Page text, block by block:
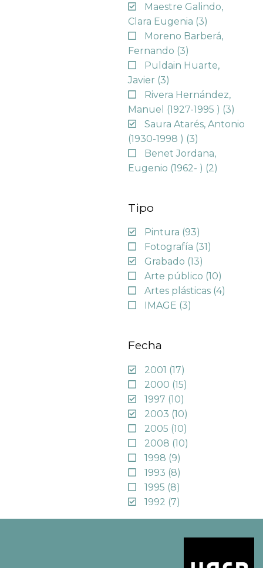
Maestre Galindo,
Clara Eugenia (3)
Moreno Barberá,
Fernando (3)
Puldain Huarte,
Javier (3)
Rivera Hernández,
Manuel (1927-1995 ) (3)
Saura Atarés, Antonio
(1930-1998 ) (3)
Benet Jordana,
Eugenio (1962- ) (2)
Tipo
Pintura (93)
Fotografía (31)
Grabado (13)
Arte público (10)
Artes plásticas (4)
IMAGE (3)
Fecha
2001 (17)
2000 (15)
1997 (10)
2003 (10)
2005 (10)
2008 (10)
1998 (9)
1993 (8)
1995 (8)
1992 (7)